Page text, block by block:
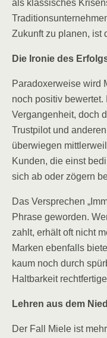
als klassisches
Zukunft zu planen, ist
Die Ironie des
Paradoxerweise wird
noch positiv
Vergangenheit, doch
Trustpilot und
überwiegen
Kunden, die einst
sich ab oder zögern
Das Versprechen
Phrase geworden.
zahlt, erhält oft nicht
Marken ebenfalls
kaum noch durch
Haltbarkeit
Lehren aus dem
Der Fall Miele ist